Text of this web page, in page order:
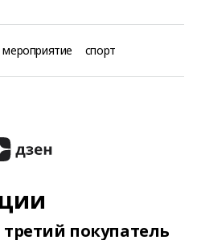
мероприятие спорт
покупатель